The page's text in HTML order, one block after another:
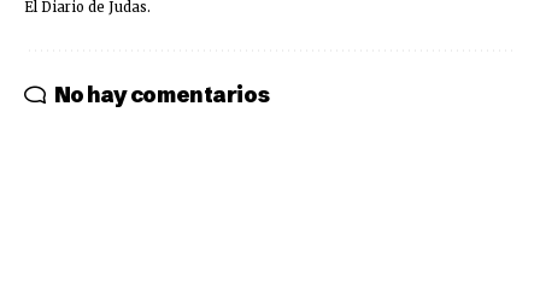
El Diario de Judas.
No hay comentarios